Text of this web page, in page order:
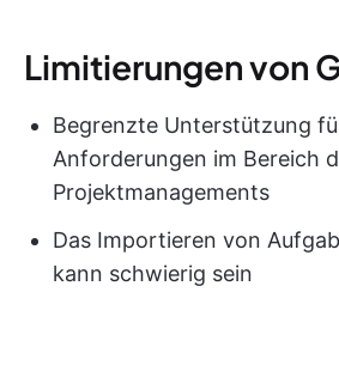
Limitierungen von
Begrenzte Unterstützung
Anforderungen im Bereich
Projektmanagements
Das Importieren von
kann schwierig sein